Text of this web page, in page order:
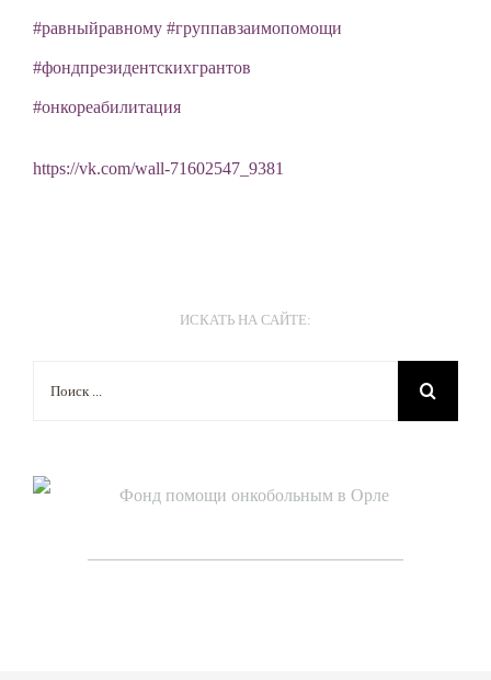
#равныйравному #группавзаимопомощи
#фондпрезидентскихгрантов
#онкореабилитация
https://vk.com/wall-71602547_9381
ИСКАТЬ НА САЙТЕ: